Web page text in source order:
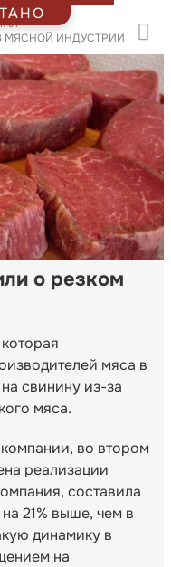
МЯСНОЙ ИНДУСТРИИ
о резком
мяса в
свинину из-за
мяса.
во втором
реализации
составила
21% выше, чем в
динамику в
на